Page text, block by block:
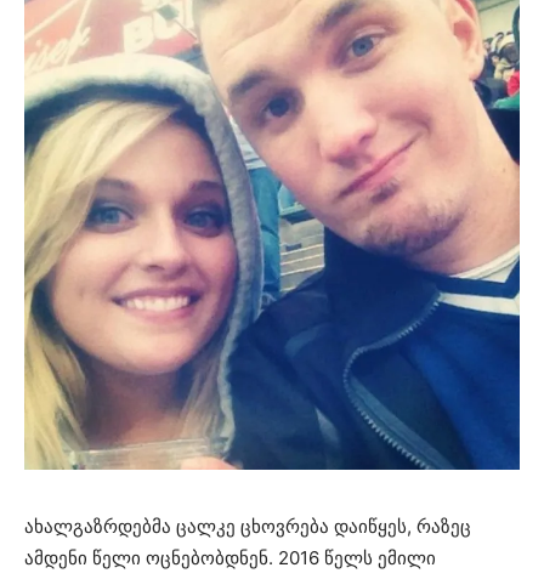
ახალგაზრდებმა ცალკე ცხოვრება დაიწყეს, რაზეც
ამდენი წელი ოცნებობდნენ. 2016 წელს ემილი